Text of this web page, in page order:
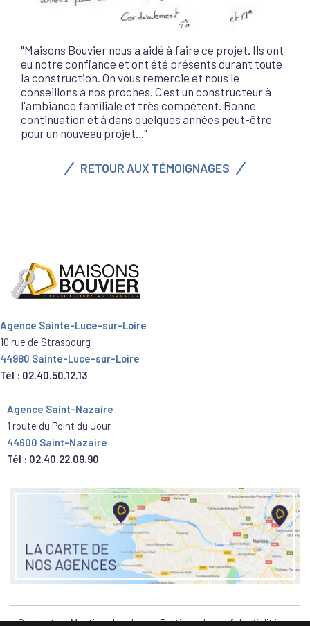
"Maisons Bouvier nous a aidé à faire ce projet. Ils ont
eu notre confiance et ont été présents durant toute
la construction. On vous remercie et nous le
conseillons à nos proches. C'est un constructeur à
l'ambiance familiale et très compétent. Bonne
continuation et à dans quelques années peut-être
pour un nouveau projet..."
RETOUR AUX TÉMOIGNAGES
Agence Sainte-Luce-sur-Loire
10 rue de Strasbourg
44980 Sainte-Luce-sur-Loire
Tél : 02.40.50.12.13
Agence Saint-Nazaire
1 route du Point du Jour
44600 Saint-Nazaire
Tél : 02.40.22.09.90
Contact Mentions légales Politique de confidentialité